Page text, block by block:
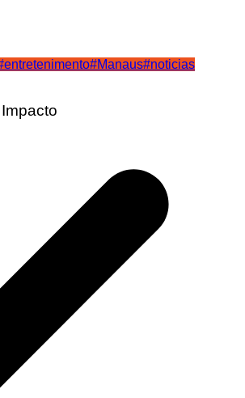
#Manaus#noticias